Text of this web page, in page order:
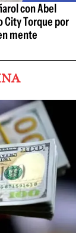
con Abel
City Torque por
mente